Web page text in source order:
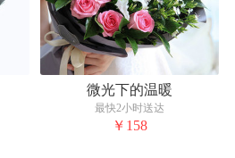
微光下的温暖
最快2小时送达
￥158